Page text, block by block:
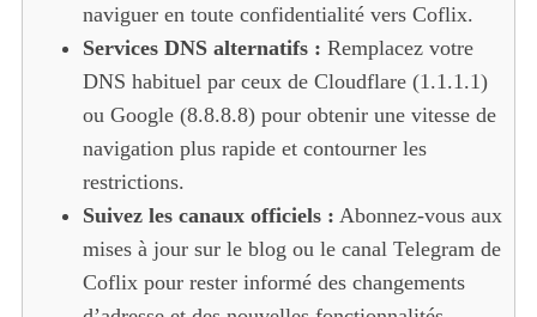
naviguer en toute confidentialité vers Coflix.
Services DNS alternatifs : Remplacez votre
DNS habituel par ceux de Cloudflare (1.1.1.1)
ou Google (8.8.8.8) pour obtenir une vitesse de
navigation plus rapide et contourner les
restrictions.
Suivez les canaux officiels : Abonnez-vous aux
mises à jour sur le blog ou le canal Telegram de
Coflix pour rester informé des changements